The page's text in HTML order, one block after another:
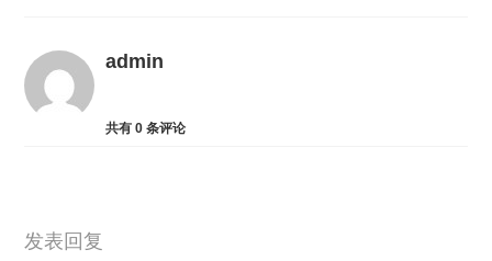
admin
共有0 条评论
发表回复